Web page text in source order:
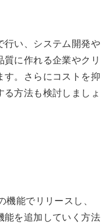
行い、システム開発や
に作れる企業やクリ
す。さらにコストを抑
方法も検討しましょ
能でリリースし、
能を追加していく方法